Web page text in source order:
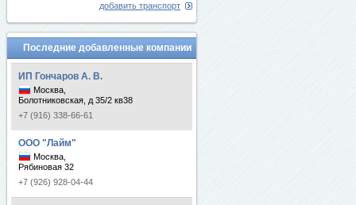
добавить транспорт
Последние добавленные компании
ИП Гончаров А. В.
Москва,
Болотниковская, д 35/2 кв38
+7 (916) 338-66-61
ООО "Лайм"
Москва,
Рябиновая 32
+7 (926) 928-04-44